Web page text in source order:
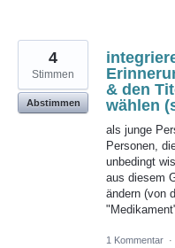
& den
wählen
als junge
Personen,
unbedingt
aus diesem
ändern (von
4
Stimmen
Abstimmen
1 Kommentar ·